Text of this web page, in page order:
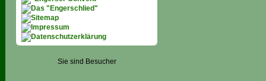
Sie sind Besucher